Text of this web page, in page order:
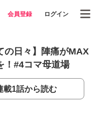
会員登録 ログイン
の日々】陣痛がMAX
！#4コマ母道場
載1話から読む